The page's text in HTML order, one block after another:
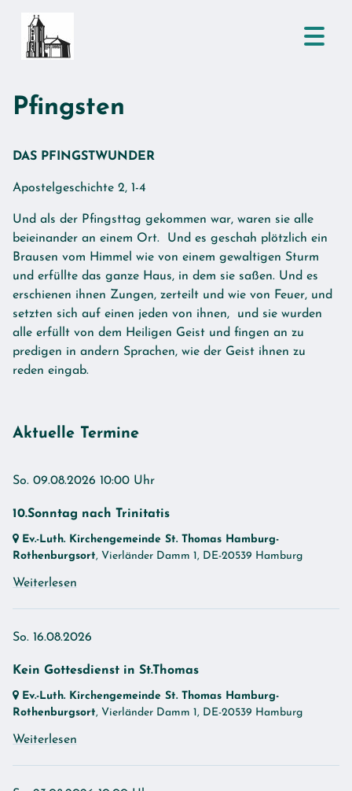
Pfingsten
DAS PFINGSTWUNDER
Apostelgeschichte 2, 1-4
Und als der Pfingsttag gekommen war, waren sie alle
beieinander an einem Ort. Und es geschah plötzlich ein
Brausen vom Himmel wie von einem gewaltigen Sturm
und erfüllte das ganze Haus, in dem sie saßen. Und es
erschienen ihnen Zungen, zerteilt und wie von Feuer, und
setzten sich auf einen jeden von ihnen, und sie wurden
alle erfüllt von dem Heiligen Geist und fingen an zu
predigen in andern Sprachen, wie der Geist ihnen zu
reden eingab.
Aktuelle Termine
So. 09.08.2026 10:00 Uhr
10.Sonntag nach Trinitatis
Ev.-Luth. Kirchengemeinde St. Thomas Hamburg-
Rothenburgsort, Vierländer Damm 1, DE-20539 Hamburg
Weiterlesen
So. 16.08.2026
Kein Gottesdienst in St.Thomas
Ev.-Luth. Kirchengemeinde St. Thomas Hamburg-
Rothenburgsort, Vierländer Damm 1, DE-20539 Hamburg
Weiterlesen